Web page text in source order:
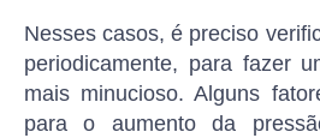
Nesses casos, é preciso
periodicamente, para fazer
mais minucioso. Alguns
para o aumento da